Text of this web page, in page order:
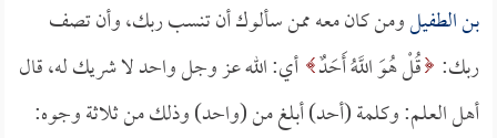
بن الطفيلومن كان معه ممن سألوك أن تنسب ربك، وأن تصف
ربك: قُلْ هُوَ اللَّهُ أَحَدٌ أي: الله عز وجل واحد لا شريك له، قال
أهل العلم: وكلمة (أحد) أبلغ من (واحد) وذلك من ثلاثة وجوه: